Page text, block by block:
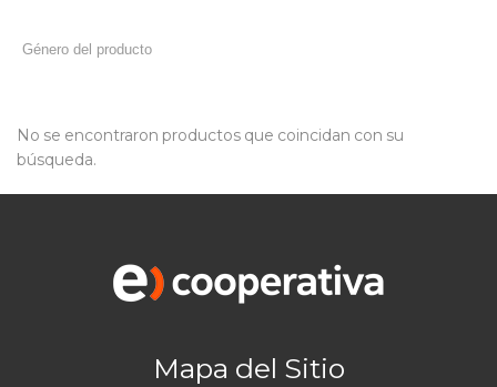
No se encontraron productos que coincidan con su
búsqueda.
Mapa del Sitio